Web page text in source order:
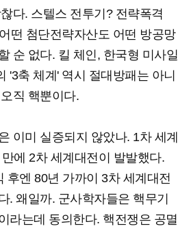
다. 스텔스 전투기? 전략폭격
떤 첨단전략자산도 어떤 방공망
순 없다. 킬 체인, 한국형 미사일
'3축 체계' 역시 절대방패는 아니
직 핵뿐이다.
이미 실증되지 않았나. 1차 세계
에 2차 세계대전이 발발했다.
후엔 80년 가까이 3차 세계대전
. 왜일까. 군사학자들은 핵무기
라는데 동의한다. 핵전쟁은 공멸